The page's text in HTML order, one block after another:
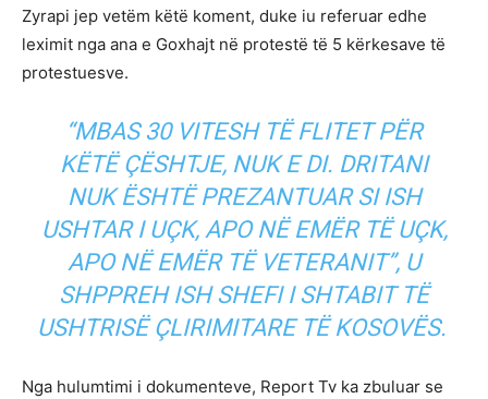
Zyrapi jep vetëm këtë koment, duke iu referuar edhe
leximit nga ana e Goxhajt në protestë të 5 kërkesave të
protestuesve.
“MBAS 30 VITESH TË FLITET PËR
KËTË ÇËSHTJE, NUK E DI. DRITANI
NUK ËSHTË PREZANTUAR SI ISH
USHTAR I UÇK, APO NË EMËR TË UÇK,
APO NË EMËR TË VETERANIT”, U
SHPPREH ISH SHEFI I SHTABIT TË
USHTRISË ÇLIRIMITARE TË KOSOVËS.
Nga hulumtimi i dokumenteve, Report Tv ka zbuluar se